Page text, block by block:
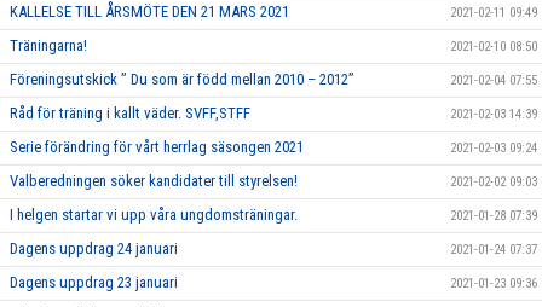
KALLELSE TILL ÅRSMÖTE DEN 21 MARS 2021 2021-02-11 09:49
Träningarna! 2021-02-10 08:50
Föreningsutskick ” Du som är född mellan 2010 – 2012” 2021-02-04 07:55
Råd för träning i kallt väder. SVFF,STFF 2021-02-03 14:39
Serie förändring för vårt herrlag säsongen 2021 2021-02-03 09:24
Valberedningen söker kandidater till styrelsen! 2021-02-02 09:03
I helgen startar vi upp våra ungdomsträningar. 2021-01-28 07:39
Dagens uppdrag 24 januari 2021-01-24 07:37
Dagens uppdrag 23 januari 2021-01-23 09:36